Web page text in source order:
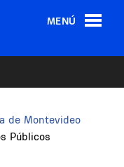
MENÚ
de Montevideo
Públicos